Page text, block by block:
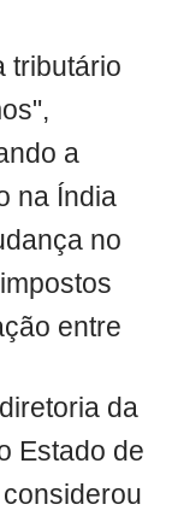
tributário
a
na Índia
no
entre
da
Estado de